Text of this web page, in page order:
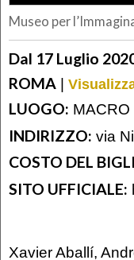
Museo per
Dal 17 Luglio
ROMA |
LUOGO:
INDIRIZZO: via
COSTO DEL
SITO UFFICIALE:
Xavier Aballí,